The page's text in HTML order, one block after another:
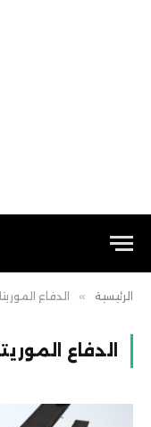
الرئيسية » الدفاع
الدفاع